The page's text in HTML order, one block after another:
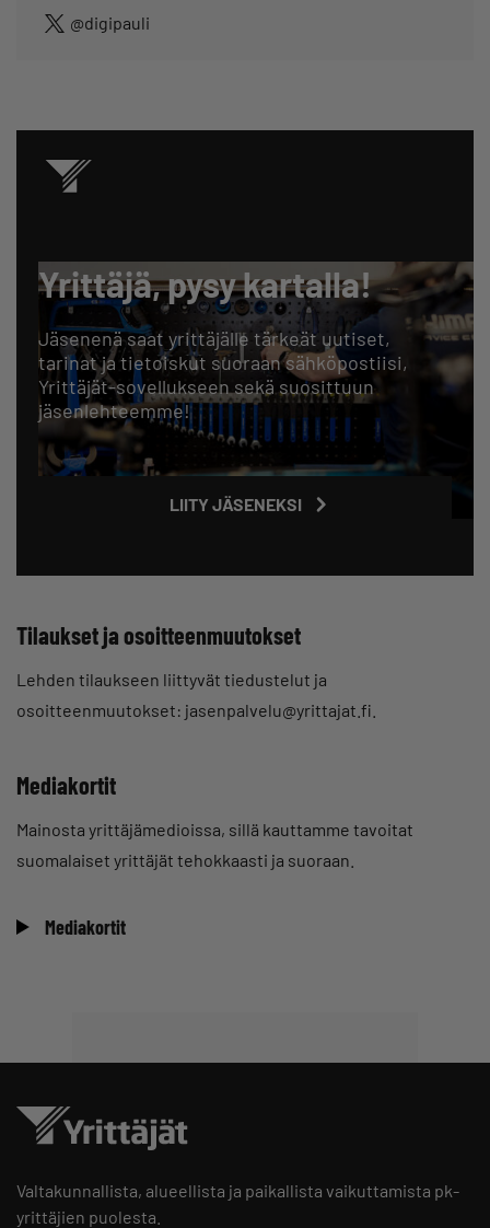
@digipauli
Yrittäjä, pysy kartalla!
Jäsenenä saat yrittäjälle tärkeät uutiset,
tarinat ja tietoiskut suoraan sähköpostiisi,
Yrittäjät-sovellukseen sekä suosittuun
jäsenlehteemme!
LIITY JÄSENEKSI
Tilaukset ja osoitteenmuutokset
Lehden tilaukseen liittyvät tiedustelut ja
osoitteenmuutokset: jasenpalvelu@yrittajat.fi.
Mediakortit
Mainosta yrittäjämedioissa, sillä kauttamme tavoitat
suomalaiset yrittäjät tehokkaasti ja suoraan.
Mediakortit
Valtakunnallista, alueellista ja paikallista vaikuttamista pk-
yrittäjien puolesta.